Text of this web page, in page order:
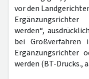
vor den
werden“,
bei
Ergänzungsrichter
werden (BT-Drucks.,